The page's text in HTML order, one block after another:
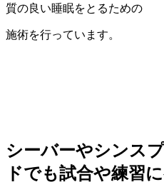
質の良い睡眠をとるための
施術を行っています。
シーバーやシンス
ドでも試合や練習